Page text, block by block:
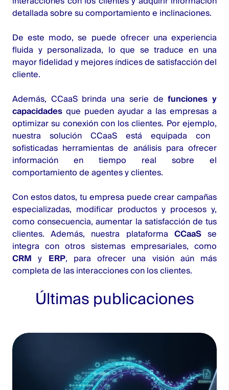
detallada sobre su comportamiento e inclinaciones.
De este modo, se puede ofrecer una experiencia
fluida y personalizada, lo que se traduce en una
mayor fidelidad y mejores índices de satisfacción del
cliente.
Además, CCaaS brinda una serie defunciones y
capacidades que pueden ayudar a las empresas a
optimizar su conexión con los clientes. Por ejemplo,
nuestra solución CCaaS está equipada con
sofisticadas herramientas de análisis para ofrecer
información en tiempo real sobre el
comportamiento de agentes y clientes.
Con estos datos, tu empresa puede crear campañas
especializadas, modificar productos y procesos y,
como consecuencia, aumentar la satisfacción de tus
clientes. Además, nuestra plataforma CCaaSse
integra con otros sistemas empresariales, como
CRM y ERP, para ofrecer una visión aún más
completa de las interacciones con los clientes.
Últimas publicaciones